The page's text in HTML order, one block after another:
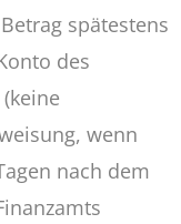
spätestens
des
wenn
nach dem